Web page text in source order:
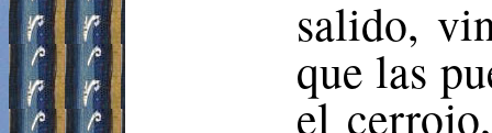
salido,
que las
el